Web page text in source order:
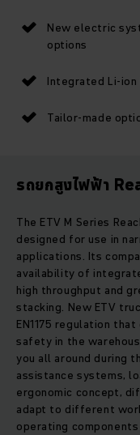
New electric
options
Integrated Li-
Tailor-made
รถยกสูงไฟฟ้า
The ETV M Series
designed for use in
applications. Its
availability of
high throughput and
stacking. New ETV
EN1175 regulation
safety in the
you all around during
assistance systems,
ergonomic concept,
adapt to different
operating